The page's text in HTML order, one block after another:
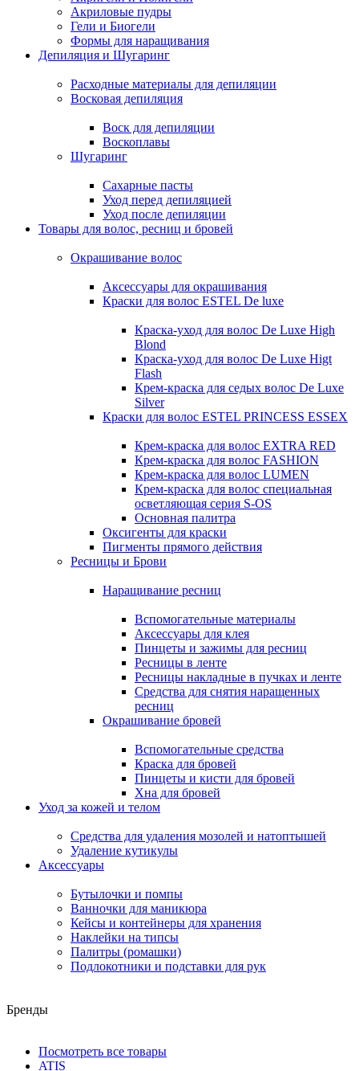
Акриловые пудры
Гели и Биогели
Формы для наращивания
Депиляция и Шугаринг
Расходные материалы для депиляции
Восковая депиляция
Воск для депиляции
Воскоплавы
Шугаринг
Сахарные пасты
Уход перед депиляцией
Уход после депиляции
Товары для волос, ресниц и бровей
Окрашивание волос
Аксессуары для окрашивания
Краски для волос ESTEL De luxe
Краска-уход для волос De Luxe High
Blond
Краска-уход для волос De Luxe Higt
Flash
Крем-краска для седых волос De Luxe
Silver
Краски для волос ESTEL PRINCESS ESSEX
Крем-краска для волос EXTRA RED
Крем-краска для волос FASHION
Крем-краска для волос LUMEN
Крем-краска для волос специальная
осветляющая серия S-OS
Основная палитра
Оксигенты для краски
Пигменты прямого действия
Ресницы и Брови
Наращивание ресниц
Вспомогательные материалы
Аксессуары для клея
Пинцеты и зажимы для ресниц
Ресницы в ленте
Ресницы накладные в пучках и ленте
Средства для снятия наращенных
ресниц
Окрашивание бровей
Вспомогательные средства
Краска для бровей
Пинцеты и кисти для бровей
Хна для бровей
Уход за кожей и телом
Средства для удаления мозолей и натоптышей
Удаление кутикулы
Аксессуары
Бутылочки и помпы
Ванночки для маникюра
Кейсы и контейнеры для хранения
Наклейки на типсы
Палитры (ромашки)
Подлокотники и подставки для рук
Бренды
Посмотреть все товары
ATIS